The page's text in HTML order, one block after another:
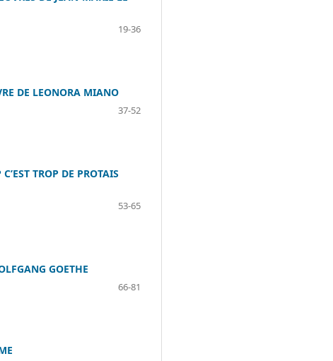
19-36
DE LEONORA MIANO
37-52
TROP DE PROTAIS
53-65
GOETHE
66-81